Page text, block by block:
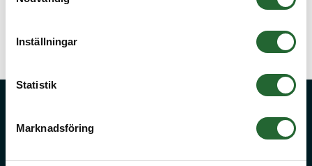
Inställningar
Statistik
Marknadsföring
Tillbaka
Stora kvantiteter eller önskar du offert på något du inte hittar på vår
hjälper de dig med en lösning.